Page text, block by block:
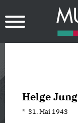
Helge Jung
* 31. Mai 1943